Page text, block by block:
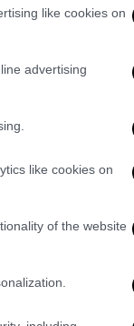
like cookies on
advertising
like cookies on
of the website
και
νησί
της να